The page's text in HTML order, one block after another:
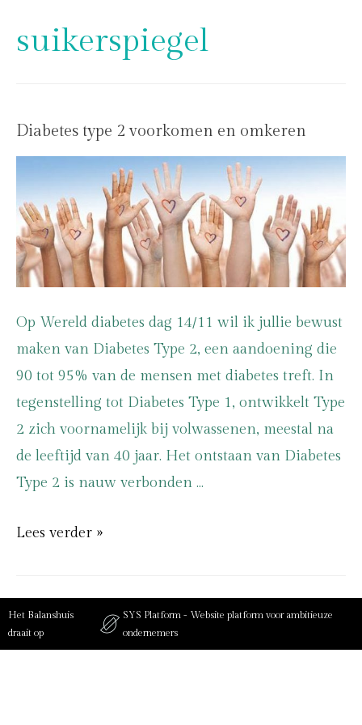
suikerspiegel
Diabetes type 2 voorkomen en omkeren
Op Wereld diabetes dag 14/11 wil ik jullie bewust
maken van Diabetes Type 2, een aandoening die
90 tot 95% van de mensen met diabetes treft. In
tegenstelling tot Diabetes Type 1, ontwikkelt Type
2 zich voornamelijk bij volwassenen, meestal na
de leeftijd van 40 jaar. Het ontstaan van Diabetes
Type 2 is nauw verbonden …
Lees verder »
Het Balanshuis
draait op
SYS Platform - Website platform voor ambitieuze
ondernemers